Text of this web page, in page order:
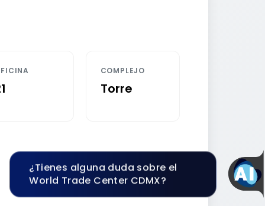
COMPLEJO
Torre
¿Tienes alguna duda sobre el
World Trade Center CDMX?